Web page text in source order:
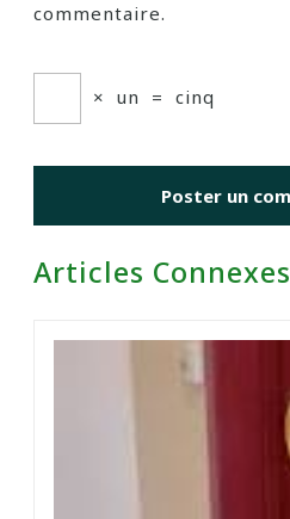
commentaire.
× un = cinq
Articles Connexes